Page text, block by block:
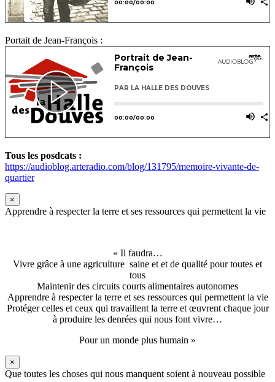
Portait de Jean-François :
Tous les posdcats :
https://audioblog.arteradio.com/blog/131795/memoire-vivante-de-
quartier
×
Apprendre à respecter la terre et ses ressources qui permettent la vie
« Il faudra…
Vivre grâce à une agriculture saine et et de qualité pour toutes et
tous
Maintenir des circuits courts alimentaires autonomes
Apprendre à respecter la terre et ses ressources qui permettent la vie
Protéger celles et ceux qui travaillent la terre et œuvrent chaque jour
à produire les denrées qui nous font vivre…
Pour un monde plus humain »
×
Que toutes les choses qui nous manquent soient à nouveau possible